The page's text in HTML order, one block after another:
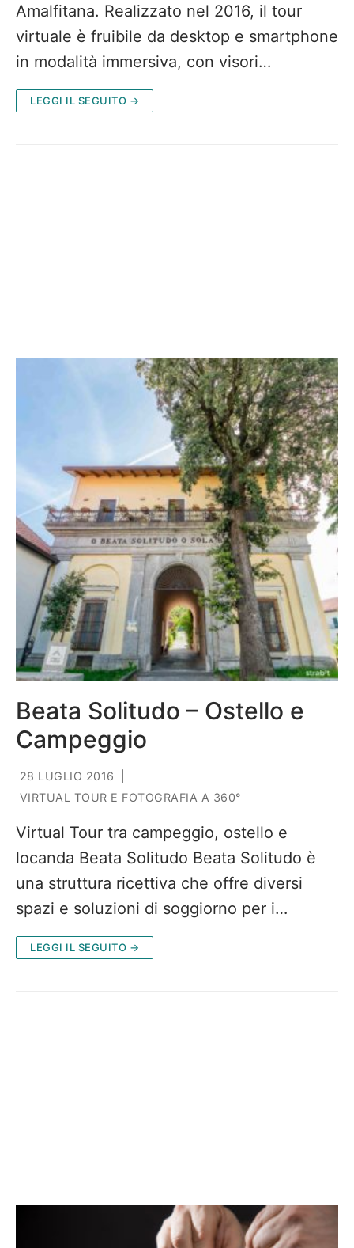
Amalfitana. Realizzato nel 2016, il tour
virtuale è fruibile da desktop e smartphone
in modalità immersiva, con visori…
LEGGI IL SEGUITO →
Beata Solitudo – Ostello e
Campeggio
28 LUGLIO 2016
VIRTUAL TOUR E FOTOGRAFIA A 360°
Virtual Tour tra campeggio, ostello e
locanda Beata Solitudo Beata Solitudo è
una struttura ricettiva che offre diversi
spazi e soluzioni di soggiorno per i…
LEGGI IL SEGUITO →